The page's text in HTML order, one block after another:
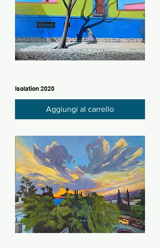
Isolation 2020
Aggiungi al carrello